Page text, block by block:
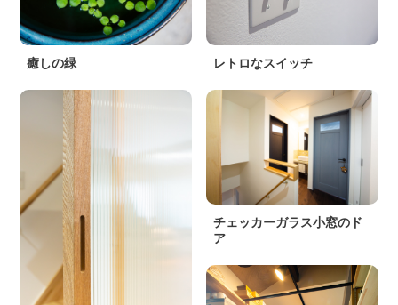
癒しの緑 レトロなスイッチ
チェッカーガラス小窓のド
ア